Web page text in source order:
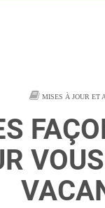
MISES À JOUR ET